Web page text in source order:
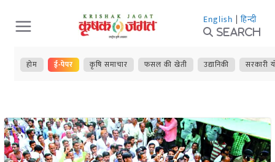
Skip
to
content
English | हिन्दी
Search
होम ई-पेपर कृषि समाचार फसल की खेती उद्यानिकी सरकारी